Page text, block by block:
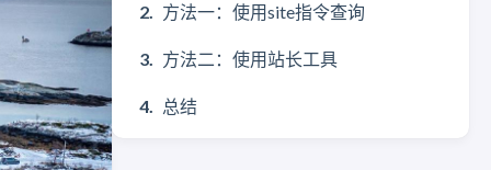
方法一：使用site指令查询
方法二：使用站长工具
总结